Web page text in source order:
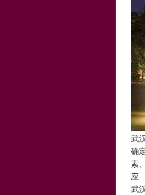
武
确
素
应
武